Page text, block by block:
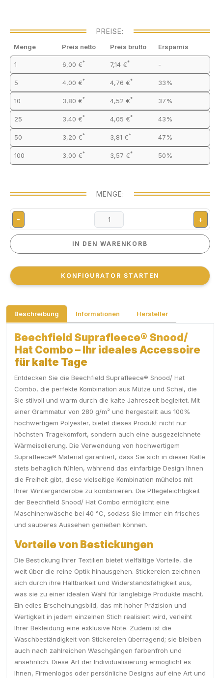
PREISE:
Menge Preis netto Preis brutto Ersparnis
1 6,00 €* 7,14 €* -
5 4,00 €* 4,76 €* 33%
10 3,80 €* 4,52 €* 37%
25 3,40 €* 4,05 €* 43%
50 3,20 €* 3,81 €* 47%
100 3,00 €* 3,57 €* 50%
MENGE:
- +
IN DEN WARENKORB
IN DEN WARENKORB
KONFIGURATOR STARTEN
KONFIGURATOR STARTEN
Beschreibung Informationen Hersteller
Beechfield Suprafleece® Snood/
Hat Combo – Ihr ideales Accessoire
für kalte Tage
Entdecken Sie die Beechfield Suprafleece® Snood/ Hat
Combo, die perfekte Kombination aus Mütze und Schal, die
Sie stilvoll und warm durch die kalte Jahreszeit begleitet. Mit
einer Grammatur von 280 g/m² und hergestellt aus 100%
hochwertigem Polyester, bietet dieses Produkt nicht nur
höchsten Tragekomfort, sondern auch eine ausgezeichnete
Wärmeisolierung. Die Verwendung von hochwertigem
Suprafleece® Material garantiert, dass Sie sich in dieser Kälte
stets behaglich fühlen, während das einfarbige Design Ihnen
die Freiheit gibt, diese vielseitige Kombination mühelos mit
Ihrer Wintergarderobe zu kombinieren. Die Pflegeleichtigkeit
der Beechfield Snood/ Hat Combo ermöglicht eine
Maschinenwäsche bei 40 °C, sodass Sie immer ein frisches
und sauberes Aussehen genießen können.
Vorteile von Bestickungen
Die Bestickung Ihrer Textilien bietet vielfältige Vorteile, die
weit über die reine Optik hinausgehen. Stickereien zeichnen
sich durch ihre Haltbarkeit und Widerstandsfähigkeit aus,
was sie zu einer idealen Wahl für langlebige Produkte macht.
Ein edles Erscheinungsbild, das mit hoher Präzision und
Wertigkeit in jedem einzelnen Stich realisiert wird, verleiht
Ihrer Bekleidung eine exklusive Note. Zudem ist die
Waschbeständigkeit von Stickereien überragend; sie bleiben
auch nach zahlreichen Waschgängen farbenfroh und
ansehnlich. Diese Art der Individualisierung ermöglicht es
Ihnen, Firmenlogos oder persönliche Designs auf eine Art und